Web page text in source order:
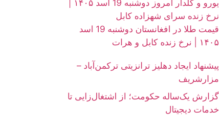
نرخ زنده سرای شهزاده کابل
قیمت طلا در افغانستان دوشنبه 19 اسد
۱۴۰۵ | نرخ زنده کابل و هرات
پیشنهاد ایجاد دهلیز ترانزیتی ترکمن‌آباد –
مزارشریف
گزارش یک‌ساله حکومت؛ از اشتغال‌زایی تا
خدمات دیجیتال